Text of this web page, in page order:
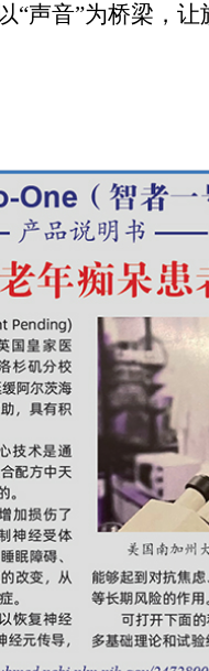
“声音”为桥梁，